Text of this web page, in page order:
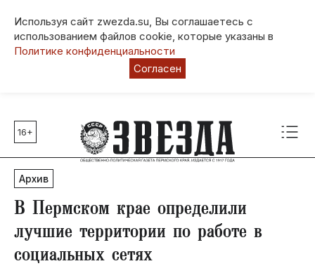
Используя сайт zwezda.su, Вы соглашаетесь с
использованием файлов cookie, которые указаны в
Политике конфиденциальности
Согласен
Главные темы
80 лет Победы
Молодежная столица РФ
СВО
Социальная поддержка
Инфраструктура
16+
Архив
В Пермском крае определили
лучшие территории по работе в
социальных сетях